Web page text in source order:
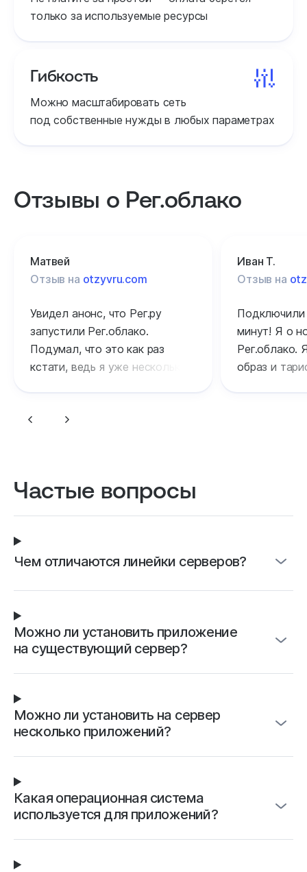
только за используемые ресурсы
Гибкость
Можно масштабировать сеть
под собственные нужды в любых параметрах
Отзывы о Рег.облако
Матвей
Отзыв на otzyvru.com
Увидел анонс, что Рег.ру
запустили Рег.облако.
Подумал, что это как раз
кстати, ведь я уже несколько
для своей работы. Решил
удобно, потому что можно
списывается за фактическое
Иван Т.
Отзыв на
Подключили
минут! Я о
Рег.облако.
образ и
Частые вопросы
Чем отличаются линейки серверов?
Можно ли установить приложение
на существующий сервер?
Можно ли установить на сервер
несколько приложений?
Какая операционная система
используется для приложений?